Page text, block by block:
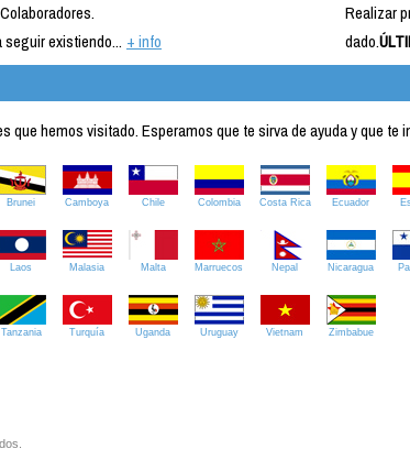
seguir existiendo... + info
Realizar
dado.
que hemos visitado. Esperamos que te sirva de ayuda y que te
Brunei Camboya Chile Colombia Costa Rica Ecuador
Laos Malasia Malta Marruecos Nepal Nicaragua
Tanzania Turquía Uganda Uruguay Vietnam Zimbabue